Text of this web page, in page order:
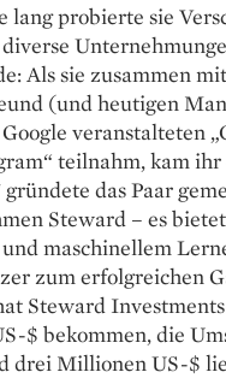
lang probierte sie
Als sie zusammen
(und heutigen
veranstalteten
teilnahm, kam
das Paar
Steward – es
maschinellem
zum erfolgreichen
Steward
$ bekommen, die
drei Millionen US-$